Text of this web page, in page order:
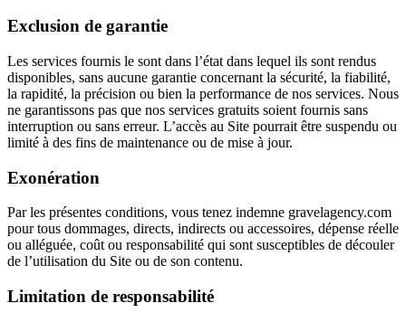
Exclusion de garantie
Les services fournis le sont dans l’état dans lequel ils sont rendus
disponibles, sans aucune garantie concernant la sécurité, la fiabilité,
la rapidité, la précision ou bien la performance de nos services. Nous
ne garantissons pas que nos services gratuits soient fournis sans
interruption ou sans erreur. L’accès au Site pourrait être suspendu ou
limité à des fins de maintenance ou de mise à jour.
Exonération
Par les présentes conditions, vous tenez indemne gravelagency.com
pour tous dommages, directs, indirects ou accessoires, dépense réelle
ou alléguée, coût ou responsabilité qui sont susceptibles de découler
de l’utilisation du Site ou de son contenu.
Limitation de responsabilité